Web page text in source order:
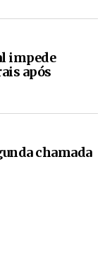
impede
após
chamada